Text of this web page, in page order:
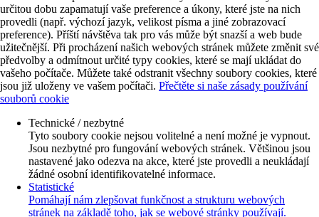
určitou dobu zapamatují vaše preference a úkony, které jste na nich
provedli (např. výchozí jazyk, velikost písma a jiné zobrazovací
preference). Příští návštěva tak pro vás může být snazší a web bude
užitečnější. Při procházení našich webových stránek můžete změnit své
předvolby a odmítnout určité typy cookies, které se mají ukládat do
vašeho počítače. Můžete také odstranit všechny soubory cookies, které
jsou již uloženy ve vašem počítači. Přečtěte si naše zásady používání
souborů cookie
Technické / nezbytné
Tyto soubory cookie nejsou volitelné a není možné je vypnout.
Jsou nezbytné pro fungování webových stránek. Většinou jsou
nastavené jako odezva na akce, které jste provedli a neukládají
žádné osobní identifikovatelné informace.
Statistické
Pomáhají nám zlepšovat funkčnost a strukturu webových
stránek na základě toho, jak se webové stránky používají.